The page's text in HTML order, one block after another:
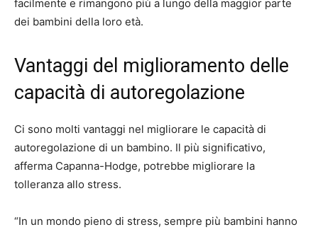
facilmente e rimangono più a lungo della maggior parte
dei bambini della loro età.
Vantaggi del miglioramento delle
capacità di autoregolazione
Ci sono molti vantaggi nel migliorare le capacità di
autoregolazione di un bambino. Il più significativo,
afferma Capanna-Hodge, potrebbe migliorare la
tolleranza allo stress.
“In un mondo pieno di stress, sempre più bambini hanno